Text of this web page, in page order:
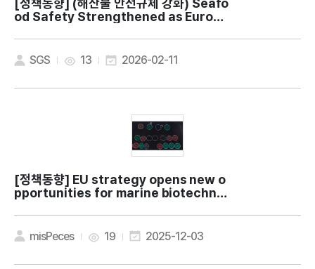
[정책동향]
od Safety Strengthened as Europe
Metal Rules
SGS 13 2026-02-11
[정책동향]
pportunities for marine biotechnol
misPeces 19 2025-12-03